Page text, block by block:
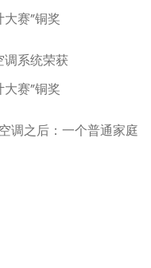
赛”铜奖
调系统荣获
赛”铜奖
调之后：一个普通家庭